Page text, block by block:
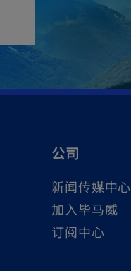
公司
新闻传媒中心
加入毕马威
订阅中心